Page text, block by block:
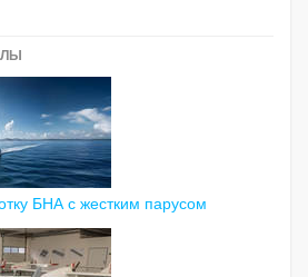
БНА с жестким парусом